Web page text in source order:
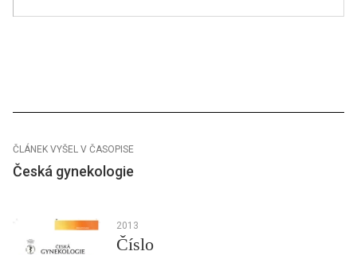
ČLÁNEK VYŠEL V ČASOPISE
Česká gynekologie
2013
Číslo